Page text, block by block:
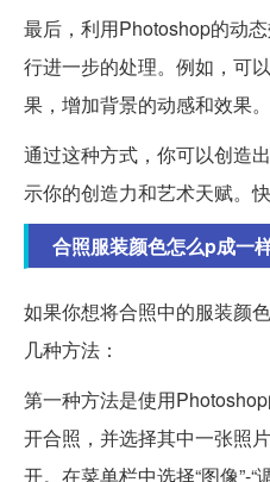
最后，利用Photoshop的动
行进一步的处理。例如，可
果，增加背景的动感和效果。
通过这种方式，你可以创造
示你的创造力和艺术天赋。
合照服装颜色怎么p成一
如果你想将合照中的服装颜
几种方法：
第一种方法是使用
开合照，并选择其中一张照
开。在菜单栏中选择“图像”-“